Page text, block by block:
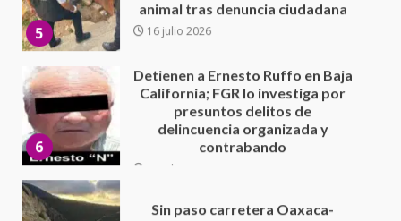
5 16 julio 2026
6
California; FGR lo investiga por
presuntos delitos de
delincuencia organizada y
contrabando
16 julio 2026
Cuacnopalan